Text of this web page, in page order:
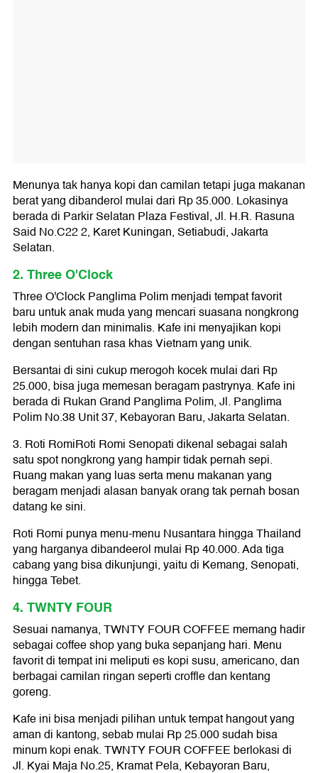
Menunya tak hanya kopi dan camilan tetapi juga makanan
berat yang dibanderol mulai dari Rp 35.000. Lokasinya
berada di Parkir Selatan Plaza Festival, Jl. H.R. Rasuna
Said No.C22 2, Karet Kuningan, Setiabudi, Jakarta
Selatan.
2. Three O'Clock
Three O'Clock Panglima Polim menjadi tempat favorit
baru untuk anak muda yang mencari suasana nongkrong
lebih modern dan minimalis. Kafe ini menyajikan kopi
dengan sentuhan rasa khas Vietnam yang unik.
Bersantai di sini cukup merogoh kocek mulai dari Rp
25.000, bisa juga memesan beragam pastrynya. Kafe ini
berada di Rukan Grand Panglima Polim, Jl. Panglima
Polim No.38 Unit 37, Kebayoran Baru, Jakarta Selatan.
3. Roti RomiRoti Romi Senopati dikenal sebagai salah
satu spot nongkrong yang hampir tidak pernah sepi.
Ruang makan yang luas serta menu makanan yang
beragam menjadi alasan banyak orang tak pernah bosan
datang ke sini.
Roti Romi punya menu-menu Nusantara hingga Thailand
yang harganya dibandeerol mulai Rp 40.000. Ada tiga
cabang yang bisa dikunjungi, yaitu di Kemang, Senopati,
hingga Tebet.
4. TWNTY FOUR
Sesuai namanya, TWNTY FOUR COFFEE memang hadir
sebagai coffee shop yang buka sepanjang hari. Menu
favorit di tempat ini meliputi es kopi susu, americano, dan
berbagai camilan ringan seperti croffle dan kentang
goreng.
Kafe ini bisa menjadi pilihan untuk tempat hangout yang
aman di kantong, sebab mulai Rp 25.000 sudah bisa
minum kopi enak. TWNTY FOUR COFFEE berlokasi di
Jl. Kyai Maja No.25, Kramat Pela, Kebayoran Baru,